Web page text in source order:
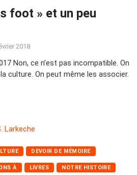
foot » et un peu
2018
Non, ce n’est pas incompatible. On
culture. On peut même les associer.
DEVOIR DE MÉMOIRE
À LIVRES NOTRE HISTOIRE